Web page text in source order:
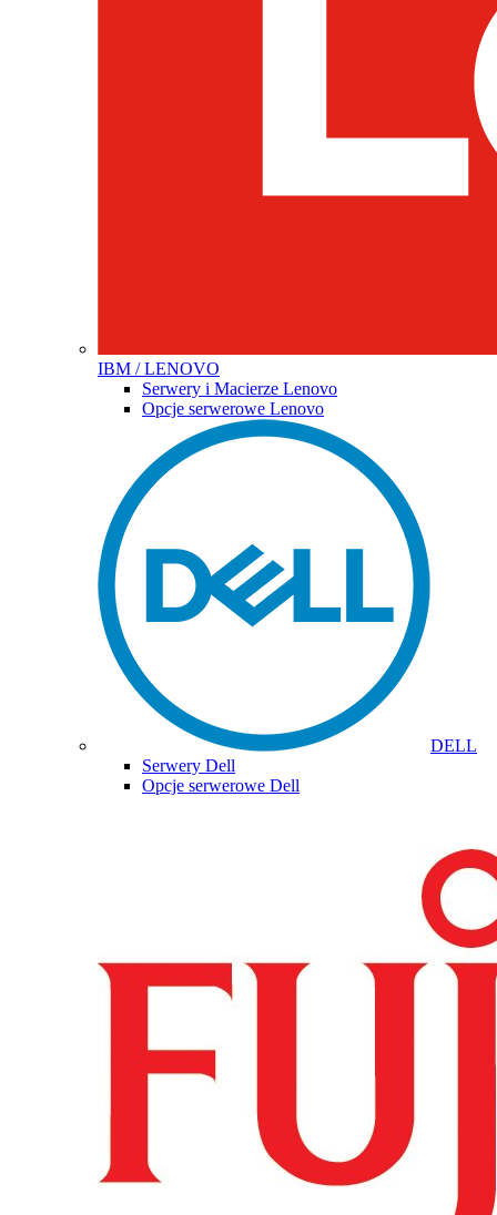
IBM / LENOVO
Serwery i Macierze Lenovo
Opcje serwerowe Lenovo
DELL
Serwery Dell
Opcje serwerowe Dell